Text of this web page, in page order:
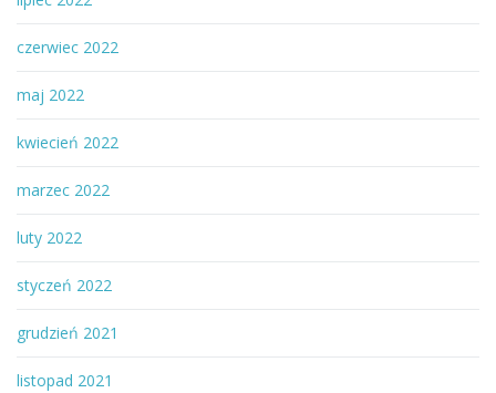
czerwiec 2022
maj 2022
kwiecień 2022
marzec 2022
luty 2022
styczeń 2022
grudzień 2021
listopad 2021